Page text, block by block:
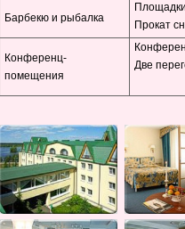
Барбекю и рыбалка
Прокат
Конференц-
помещения
Две